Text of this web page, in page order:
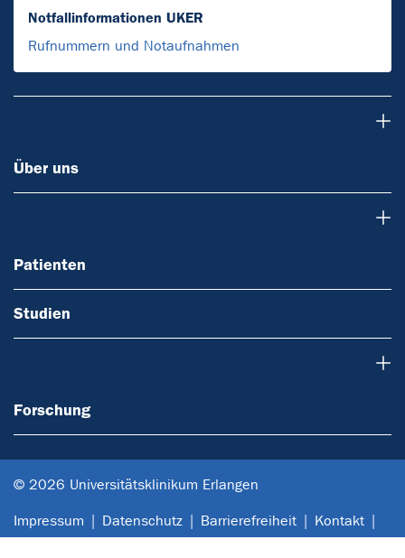
Notfallinformationen UKER
Rufnummern und Notaufnahmen
Über uns
Patienten
Studien
Forschung
© 2026 Universitätsklinikum Erlangen
Impressum Datenschutz Barrierefreiheit
Kontakt
Anfahrt
Sitemap Notfall